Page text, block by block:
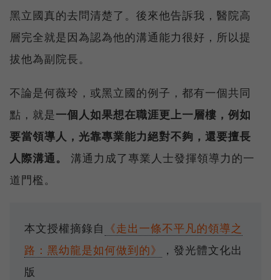
黑立國真的去問清楚了。後來他告訴我，醫院高
層完全就是因為認為他的溝通能力很好，所以提
拔他為副院長。
不論是何薇玲，或黑立國的例子，都有一個共同
點，就是一個人如果想在職涯更上一層樓，例如
要當領導人，光靠專業能力絕對不夠，還要擅長
人際溝通。
溝通力成了專業人士發揮領導力的一
道門檻。
本文授權摘錄自 《走出一條不平凡的領導之
路：黑幼龍是如何做到的》
，發光體文化出
版